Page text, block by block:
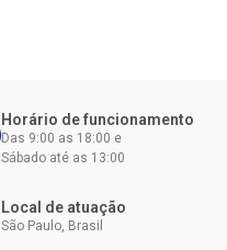
Horário de funcionamento
Das 9:00 as 18:00 e
Sábado até as 13:00
Local de atuação
São Paulo, Brasil